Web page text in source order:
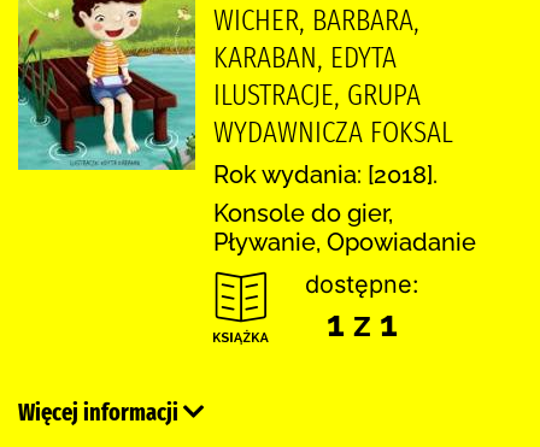
WICHER, BARBARA,
KARABAN, EDYTA
ILUSTRACJE, GRUPA
WYDAWNICZA FOKSAL
Rok wydania: [2018].
Konsole do gier,
Pływanie, Opowiadanie
dostępne:
1 z 1
Więcej informacji